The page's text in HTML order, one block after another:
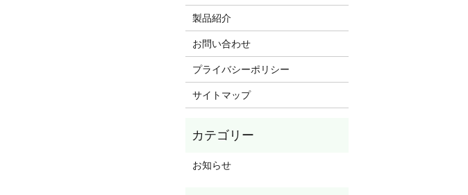
製品紹介
お問い合わせ
プライバシーポリシー
サイトマップ
お知らせ